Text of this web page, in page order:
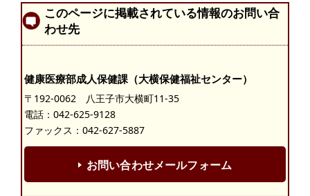
このページに掲載されている情報のお問い合
わせ先
健康医療部成人保健課（大横保健福祉センター）
〒192-0062 八王子市大横町11-35
電話： 042-625-9128
ファックス：042-627-5887
お問い合わせメールフォーム